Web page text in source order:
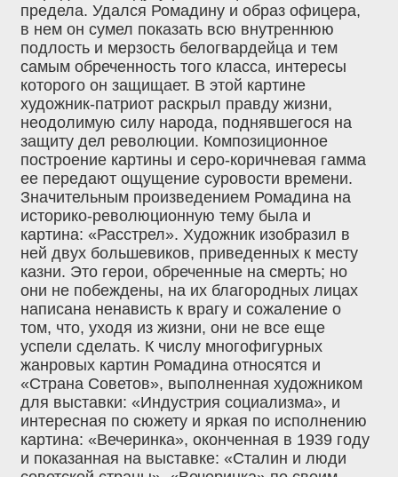
предела. Удался Ромадину и образ офицера,
в нем он сумел показать всю внутреннюю
подлость и мерзость белогвардейца и тем
самым обреченность того класса, интересы
которого он защищает. В этой картине
художник-патриот раскрыл правду жизни,
неодолимую силу народа, поднявшегося на
защиту дел революции. Композиционное
построение картины и серо-коричневая гамма
ее передают ощущение суровости времени.
Значительным произведением Ромадина на
историко-революционную тему была и
картина: «Расстрел». Художник изобразил в
ней двух большевиков, приведенных к месту
казни. Это герои, обреченные на смерть; но
они не побеждены, на их благородных лицах
написана ненависть к врагу и сожаление о
том, что, уходя из жизни, они не все еще
успели сделать. К числу многофигурных
жанровых картин Ромадина относятся и
«Страна Советов», выполненная художником
для выставки: «Индустрия социализма», и
интересная по сюжету и яркая по исполнению
картина: «Вечеринка», оконченная в 1939 году
и показанная на выставке: «Сталин и люди